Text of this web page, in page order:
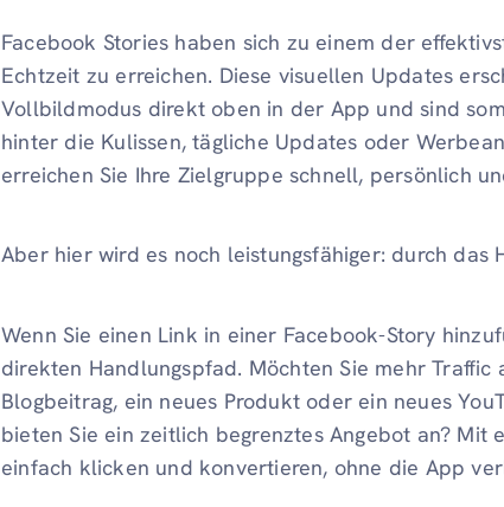
Facebook Stories haben sich zu einem der
Echtzeit zu erreichen. Diese visuellen Updates
Vollbildmodus direkt oben in der App und sind
hinter die Kulissen, tägliche Updates oder
erreichen Sie Ihre Zielgruppe schnell, persönlich
Aber hier wird es noch leistungsfähiger: durch das
Wenn Sie einen Link in einer Facebook-Story
direkten Handlungspfad. Möchten Sie mehr Traffic
Blogbeitrag, ein neues Produkt oder ein neues
bieten Sie ein zeitlich begrenztes Angebot an? Mit
einfach klicken und konvertieren, ohne die App